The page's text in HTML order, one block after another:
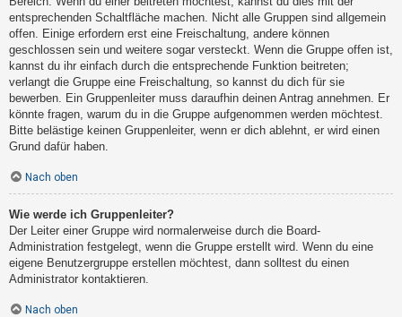
entsprechenden Schaltfläche machen. Nicht alle Gruppen sind allgemein
offen. Einige erfordern erst eine Freischaltung, andere können
geschlossen sein und weitere sogar versteckt. Wenn die Gruppe offen ist,
kannst du ihr einfach durch die entsprechende Funktion beitreten;
verlangt die Gruppe eine Freischaltung, so kannst du dich für sie
bewerben. Ein Gruppenleiter muss daraufhin deinen Antrag annehmen. Er
könnte fragen, warum du in die Gruppe aufgenommen werden möchtest.
Bitte belästige keinen Gruppenleiter, wenn er dich ablehnt, er wird einen
Grund dafür haben.
Nach oben
Wie werde ich Gruppenleiter?
Der Leiter einer Gruppe wird normalerweise durch die Board-
Administration festgelegt, wenn die Gruppe erstellt wird. Wenn du eine
eigene Benutzergruppe erstellen möchtest, dann solltest du einen
Administrator kontaktieren.
Nach oben